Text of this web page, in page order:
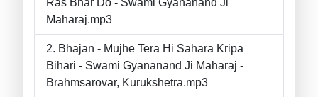
Maharaj.mp3
Bhajan - Mujhe Tera Hi Sahara Kripa
Bihari - Swami Gyananand Ji Maharaj -
Brahmsarovar, Kurukshetra.mp3